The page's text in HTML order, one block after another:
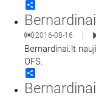
2016-08-16 |
Bernardinai.lt
OFS.